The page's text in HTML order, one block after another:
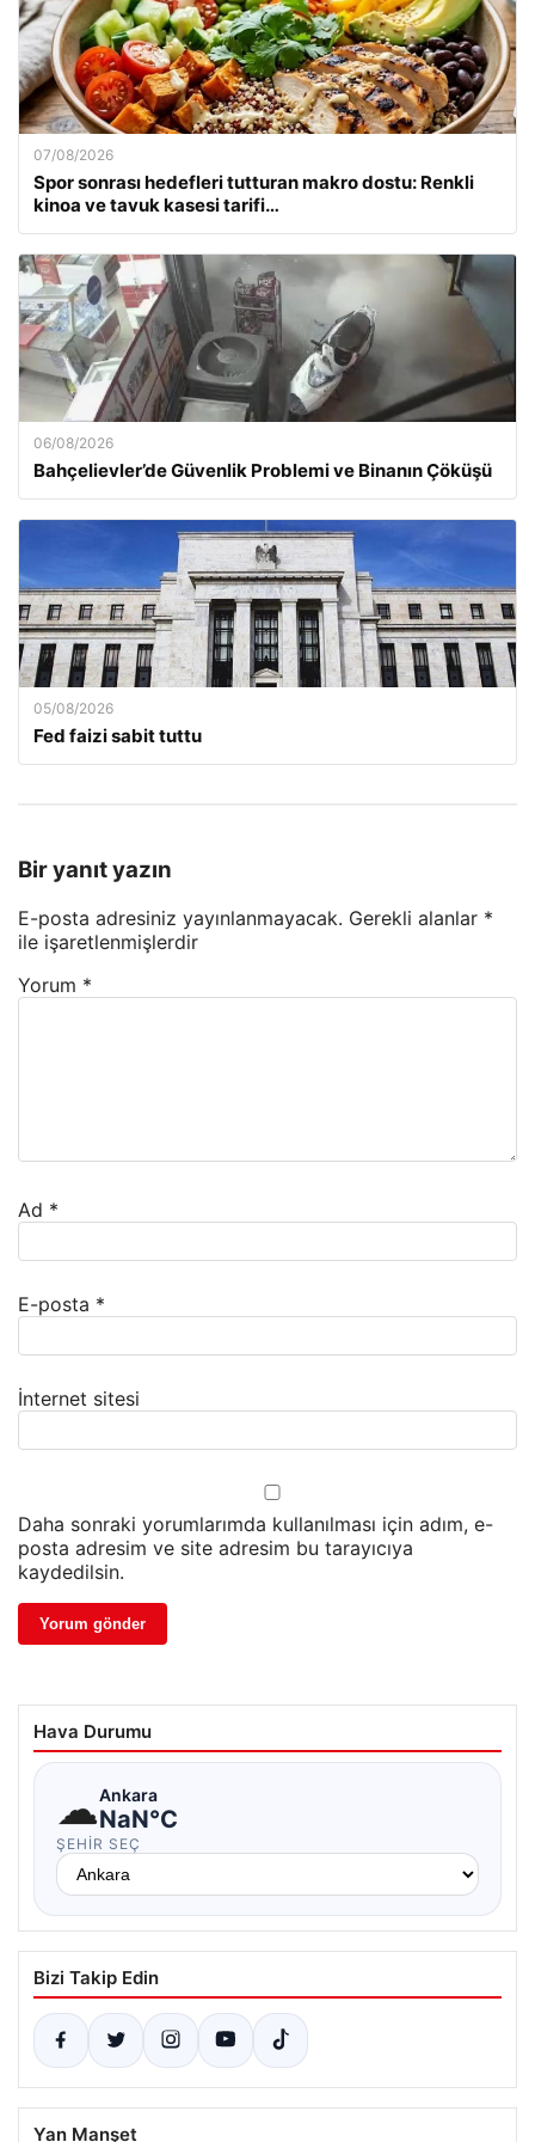
07/08/2026
Spor sonrası hedefleri tutturan makro dostu: Renkli
kinoa ve tavuk kasesi tarifi…
06/08/2026
Bahçelievler’de Güvenlik Problemi ve Binanın Çöküşü
05/08/2026
Fed faizi sabit tuttu
Bir yanıt yazın
E-posta adresiniz yayınlanmayacak. Gerekli alanlar *
ile işaretlenmişlerdir
Yorum *
Ad *
E-posta *
İnternet sitesi
Daha sonraki yorumlarımda kullanılması için adım, e-
posta adresim ve site adresim bu tarayıcıya
kaydedilsin.
Hava Durumu
☁Ankara
NaN°C
ŞEHIR SEÇ
Bizi Takip Edin
Yan Manşet